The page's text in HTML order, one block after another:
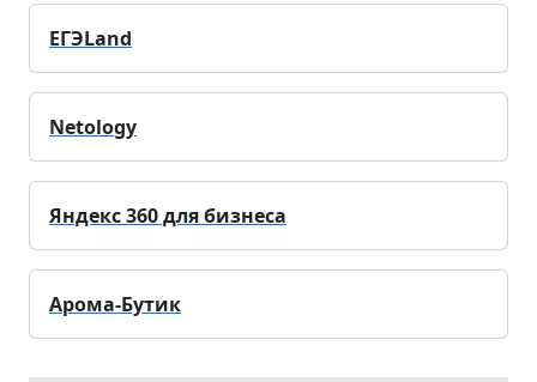
ЕГЭLand
Netology
Яндекс 360 для бизнеса
Арома-Бутик